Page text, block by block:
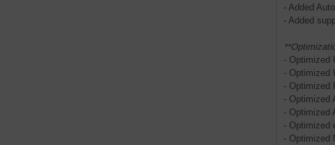
- Added
- Added
- Optimized
- Optimized
- Optimized
- Optimized
- Optimized
- Optimized
- Optimized